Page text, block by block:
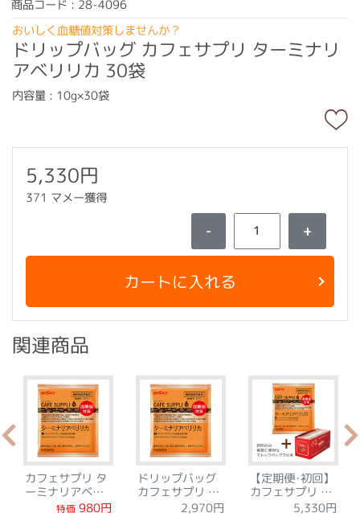
商品コード : 28-4096
おいしく血糖値対策しませんか？
ドリップバッグ カフェサプリ ターミナリ
アベリリカ 30袋
内容量 : 10g×30袋
5,330円
371 マメー獲得
- +
カートに入れる
関連商品
カフェサプリ タ
ーミナリアベリ
リカ 7袋トライ
特価 980円
ドリップバッグ
カフェサプリ タ
ーミナリアベリ
2,970円
【定期便･初回】
カフェサプリ タ
ーミナリアベリ
5,330円